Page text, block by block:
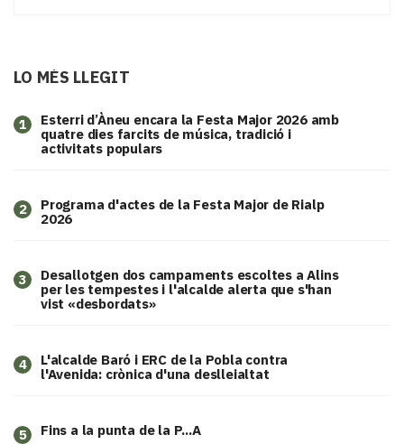
LO MÉS LLEGIT
1
Esterri d’Àneu encara la Festa Major 2026 amb
quatre dies farcits de música, tradició i
activitats populars
2
Programa d'actes de la Festa Major de Rialp
2026
3
​Desallotgen dos campaments escoltes a Alins
per les tempestes i l'alcalde alerta que s'han
vist «desbordats»
4
L'alcalde Baró i ERC de la Pobla contra
l'Avenida: crònica d'una deslleialtat
5 Fins a la punta de la P...A